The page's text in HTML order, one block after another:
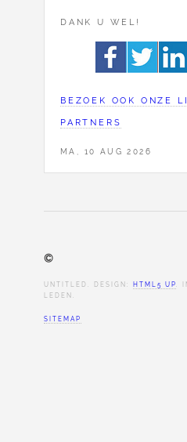
DANK U WEL!
BEZOEK OOK ONZE
PARTNERS
MA, 10 AUG 2026
©
UNTITLED. DESIGN: HTML5 UP .
LEDEN.
SITEMAP